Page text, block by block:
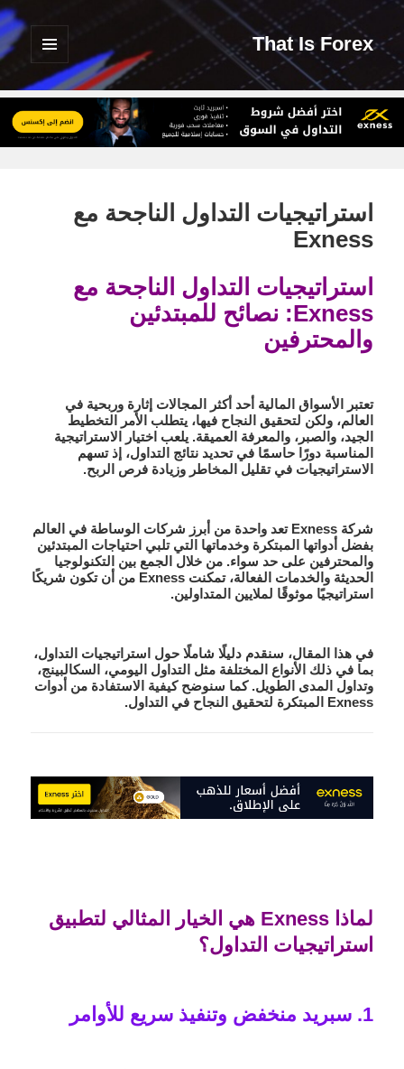
That Is Forex
القائمة
والودجات
استراتيجيات التداول الناجحة مع
Exness
استراتيجيات التداول الناجحة مع
Exness: نصائح للمبتدئين
والمحترفين
تعتبر الأسواق المالية أحد أكثر المجالات إثارة وربحية في
العالم، ولكن لتحقيق النجاح فيها، يتطلب الأمر التخطيط
الجيد، والصبر، والمعرفة العميقة. يلعب اختيار الاستراتيجية
المناسبة دورًا حاسمًا في تحديد نتائج التداول، إذ تسهم
الاستراتيجيات في تقليل المخاطر وزيادة فرص الربح.
شركةExness تعد واحدة من أبرز شركات الوساطة في العالم
بفضل أدواتها المبتكرة وخدماتها التي تلبي احتياجات المبتدئين
والمحترفين على حد سواء. من خلال الجمع بين التكنولوجيا
الحديثة والخدمات الفعالة، تمكنت Exness من أن تكون شريكًا
استراتيجيًا موثوقًا لملايين المتداولين.
في هذا المقال، سنقدم دليلًا شاملًا حول استراتيجيات التداول،
بما في ذلك الأنواع المختلفة مثل التداول اليومي، السكالبينج،
وتداول المدى الطويل. كما سنوضح كيفية الاستفادة من أدوات
Exness المبتكرة لتحقيق النجاح في التداول.
لماذا Exness هي الخيار المثالي لتطبيق
استراتيجيات التداول؟
1. سبريد منخفض وتنفيذ سريع للأوامر